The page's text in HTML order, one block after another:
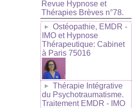
Revue Hypnose et
Thérapies Brèves n°78.
Ostéopathie, EMDR -
IMO et Hypnose
Thérapeutique: Cabinet
à Paris 75016
Thérapie Intégrative
du Psychotraumatisme.
Traitement EMDR - IMO